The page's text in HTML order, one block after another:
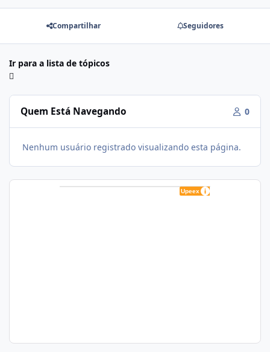
Compartilhar Seguidores
Ir para a lista de tópicos
Quem Está Navegando 0
Nenhum usuário registrado visualizando esta página.